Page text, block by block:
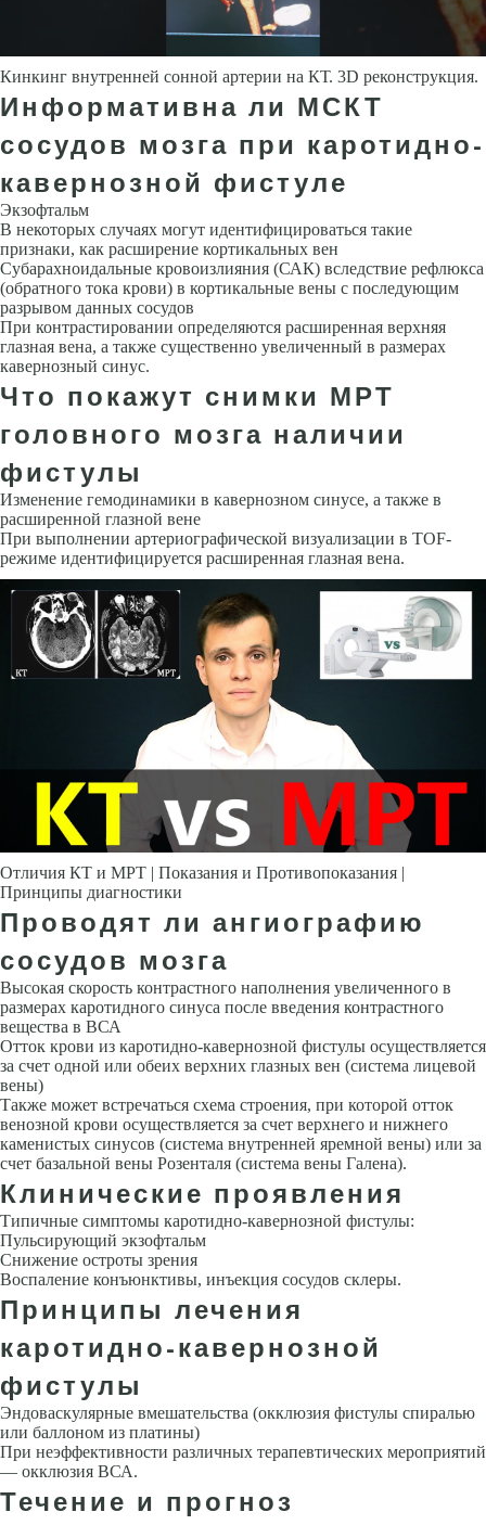
Кинкинг внутренней сонной артерии на КТ. 3D реконструкция.
Информативна ли МСКТ
сосудов мозга при каротидно-
кавернозной фистуле
Экзофтальм
В некоторых случаях могут идентифицироваться такие
признаки, как расширение кортикальных вен
Субарахноидальные кро­воизлияния (САК) вследствие рефлюкса
(обратного тока крови) в корти­кальные вены с последующим
разрывом данных сосудов
При контра­стировании определяются расширенная верхняя
глазная вена, а также существенно увеличенный в размерах
кавернозный синус.
Что покажут снимки МРТ
головного мозга наличии
фистулы
Изменение гемодинамики в кавернозном синусе, а также в
расширен­ной глазной вене
При выполнении артериографической визуализации в TOF-
режиме идентифицируется расширенная глазная вена.
Отличия КТ и МРТ | Показания и Противопоказания |
Принципы диагностики
Проводят ли ангиографию
сосудов мозга
Высокая скорость контрастного наполнения увеличенного в
размерах ка­ротидного синуса после введения контрастного
вещества в ВСА
Отток крови из каротидно-кавернозной фистулы осуществляется
за счет одной или обеих верхних глаз­ных вен (система лицевой
вены)
Также может встречаться схема строе­ния, при которой отток
венозной крови осуществляется за счет верхнего и нижнего
каменистых синусов (система внутренней яремной вены) или за
счет базальной вены Розенталя (система вены Галена).
Клинические проявления
Типичные симптомы каротидно-кавернозной фистулы:
Пульсирующий экзофтальм
Снижение остроты зрения
Воспаление конъюнктивы, инъекция сосудов склеры.
Принципы лечения
каротидно-кавернозной
фистулы
Эндоваскулярные вмешательства (окклюзия фистулы спиралью
или бал­лоном из платины)
При неэффективности различных терапевтических мероприятий
— окклюзия ВСА.
Течение и прогноз